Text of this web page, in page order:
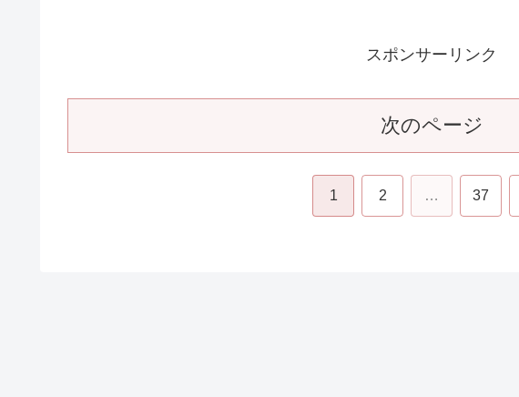
NHK朝ドラ【ひよっこ】第152回(第26週火曜
は、お茶パーティーが開かれていた。世津子は、みね子
（有村架純）たちみんなに話があると言い、仲良くしてく
れたことへの感謝を伝える。別れの時が近づいているのを
NHK朝ド
ずふり亭“新
架純）は一
を決めるのは